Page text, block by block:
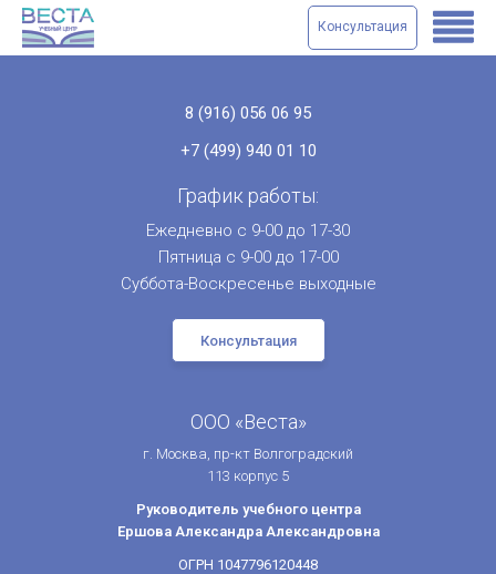
Консультация
8 (916) 056 06 95
+7 (499) 940 01 10
График работы:
Ежедневно с 9-00 до 17-30
Пятница с 9-00 до 17-00
Суббота-Воскресенье выходные
Консультация
ООО «Веста»
г. Москва, пр-кт Волгоградский
113 корпус 5
Руководитель учебного центра
Ершова Александра Александровна
ОГРН 1047796120448